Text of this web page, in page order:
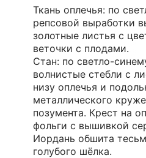
Ткань оплечья: по
репсовой выработки
золотные листья с
веточки с плодами.
Стан: по светло-
волнистые стебли с
низу оплечья и
металлического
позумента. Крест на
фольги с вышивкой
Иордань обшита
голубого шёлка.